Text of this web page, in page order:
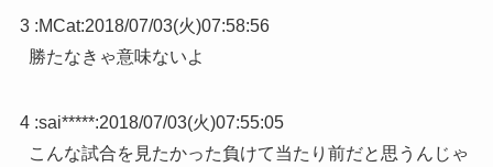
3 :MCat:2018/07/03(火)07:58:56
勝たなきゃ意味ないよ
4 :sai*****:2018/07/03(火)07:55:05
こんな試合を見たかった負けて当たり前だと思うんじゃ